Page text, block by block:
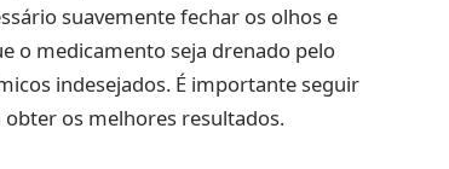
suavemente fechar os olhos e
o medicamento seja drenado pelo
indesejados. É importante seguir
os melhores resultados.